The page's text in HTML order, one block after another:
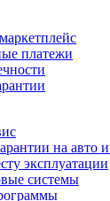
платежи
на авто
эксплуатации
системы